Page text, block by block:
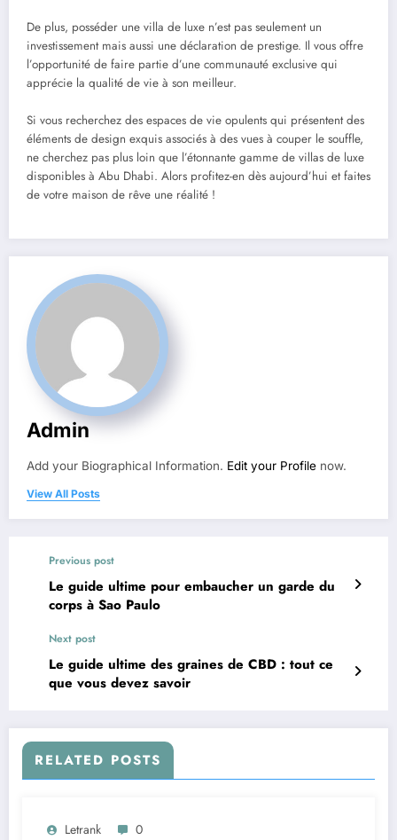
De plus, posséder une villa de luxe n’est pas seulement un
investissement mais aussi une déclaration de prestige. Il vous offre
l’opportunité de faire partie d’une communauté exclusive qui
apprécie la qualité de vie à son meilleur.
Si vous recherchez des espaces de vie opulents qui présentent des
éléments de design exquis associés à des vues à couper le souffle,
ne cherchez pas plus loin que l’étonnante gamme de villas de luxe
disponibles à Abu Dhabi. Alors profitez-en dès aujourd’hui et faites
de votre maison de rêve une réalité !
Admin
Add your Biographical Information. Edit your Profile now.
View All Posts
Previous post
Le guide ultime pour embaucher un garde du
corps à Sao Paulo
Next post
Le guide ultime des graines de CBD : tout ce
que vous devez savoir
RELATED POSTS
Letrank 0